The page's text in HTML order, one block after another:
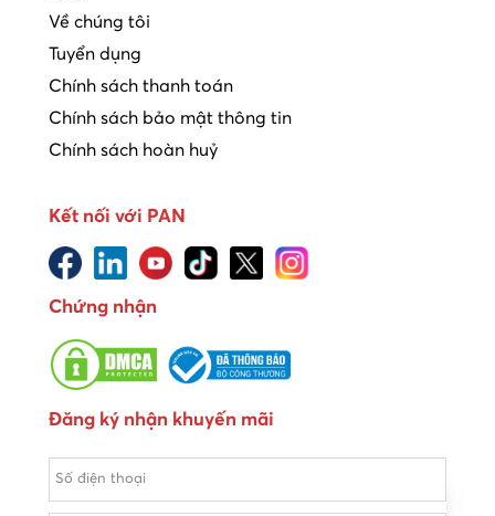
Về chúng tôi
Tuyển dụng
Chính sách thanh toán
Chính sách bảo mật thông tin
Chính sách hoàn huỷ
Kết nối với PAN
Chứng nhận
Đăng ký nhận khuyến mãi